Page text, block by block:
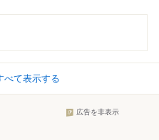
べて表示する
広告を非表示